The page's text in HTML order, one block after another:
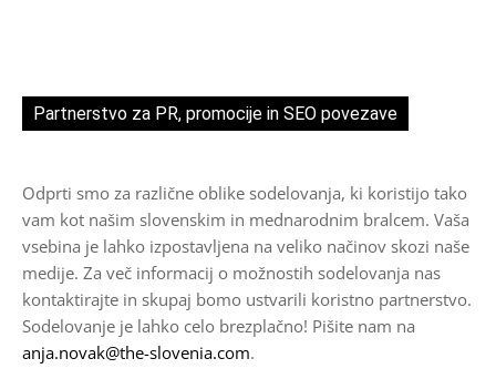
Partnerstvo za PR, promocije in SEO povezave
Odprti smo za različne oblike sodelovanja, ki koristijo tako
vam kot našim slovenskim in mednarodnim bralcem. Vaša
vsebina je lahko izpostavljena na veliko načinov skozi naše
medije. Za več informacij o možnostih sodelovanja nas
kontaktirajte in skupaj bomo ustvarili koristno partnerstvo.
Sodelovanje je lahko celo brezplačno! Pišite nam na
anja.novak@the-slovenia.com.